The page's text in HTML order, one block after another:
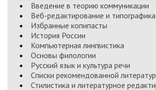
Введение в теорию коммуникации
Веб-редактирование и типографика
Избранные копипасты
История России
Компьютерная лингвистика
Основы филологии
Русский язык и культура речи
Списки рекомендованной
Стилистика и литературное